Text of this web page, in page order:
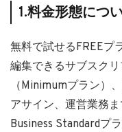
1.料金形態につ
無料で試せるFREEプ
編集できるサブスク
（Minimumプラン）
アサイン、運営業務
Business Standardプ